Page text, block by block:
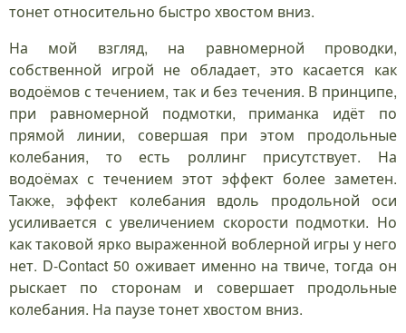
тонет относительно быстро хвостом вниз.
На мой взгляд, на равномерной проводки,
собственной игрой не обладает, это касается как
водоёмов с течением, так и без течения. В принципе,
при равномерной подмотки, приманка идёт по
прямой линии, совершая при этом продольные
колебания, то есть роллинг присутствует. На
водоёмах с течением этот эффект более заметен.
Также, эффект колебания вдоль продольной оси
усиливается с увеличением скорости подмотки. Но
как таковой ярко выраженной воблерной игры у него
нет. D-Contact 50 оживает именно на твиче, тогда он
рыскает по сторонам и совершает продольные
колебания. На паузе тонет хвостом вниз.